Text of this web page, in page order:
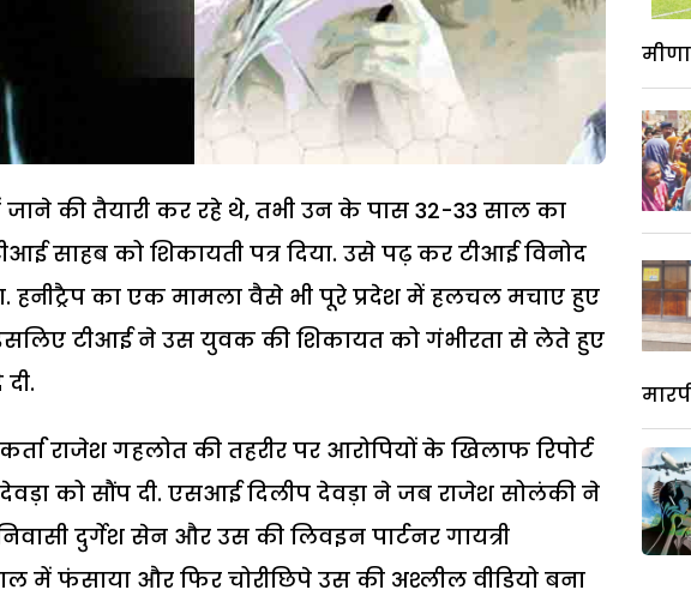
जाने की तैयारी कर रहे थे, तभी उन के पास 32-33 साल का
को शिकायती पत्र दिया. उसे पढ़ कर टीआई विनोद
हनीट्रैप का एक मामला वैसे भी पूरे प्रदेश में हलचल मचाए हुए
इसलिए टीआई ने उस युवक की शिकायत को गंभीरता से लेते हुए
राजेश गहलोत की तहरीर पर आरोपियों के खिलाफ रिपोर्ट
को सौंप दी. एसआई दिलीप देवड़ा ने जब राजेश सोलंकी ने
निवासी दुर्गेश सेन और उस की लिवइन पार्टनर गायत्री
में फंसाया और फिर चोरीछिपे उस की अश्लील वीडियो बना
मीणा